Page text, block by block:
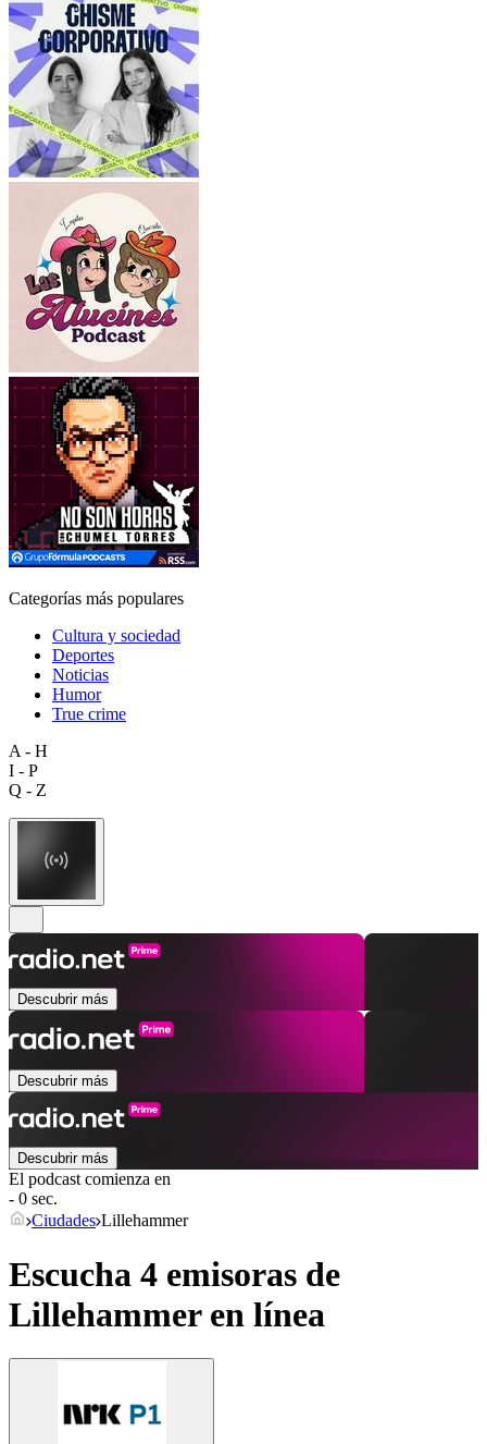
Categorías más populares
Cultura y sociedad
Deportes
Noticias
Humor
True crime
A - H
I - P
Q - Z
Descubrir más
Descubrir más
Descubrir más
El podcast comienza en
- 0 sec.
Ciudades Lillehammer
Escucha 4 emisoras de
Lillehammeren línea